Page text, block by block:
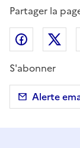
Partager la
Partager
S'abonner
Alerte